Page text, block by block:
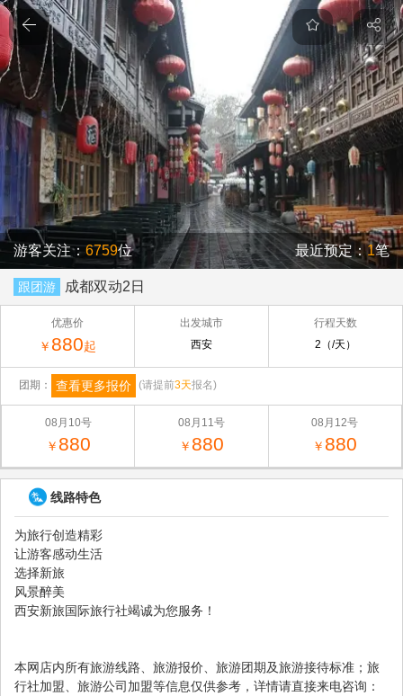
游客关注：6759位 最近预定：1笔
跟团游 成都双动2日
优惠价
￥ 880起
出发城市
西安
行程天数
2（/天）
团期： 查看更多报价 (请提前3天报名)
08月10号
￥ 880
08月11号
￥ 880
08月12号
￥ 880
线路特色
为旅行创造精彩
让游客感动生活
选择新旅
风景醉美
西安新旅国际旅行社竭诚为您服务！
本网店内所有旅游线路、旅游报价、旅游团期及旅游接待标准；旅
行社加盟、旅游公司加盟等信息仅供参考，详情请直接来电咨询：